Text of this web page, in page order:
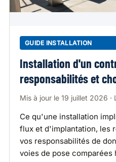
GUIDE INSTALLATION
Installation d'un
responsabilités et
Mis à jour le 19 juillet 2026 ·
Ce qu'une installation
flux et d'implantation, les
vos responsabilités de
voies de pose comparées